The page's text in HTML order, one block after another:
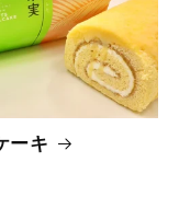
ーキ